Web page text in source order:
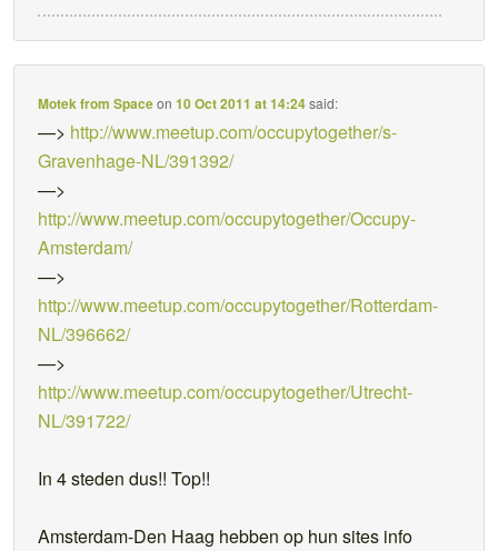
Motek from Spaceon10 Oct 2011 at 14:24said:
—> http://www.meetup.com/occupytogether/s-
Gravenhage-NL/391392/
—>
http://www.meetup.com/occupytogether/Occupy-
Amsterdam/
—>
http://www.meetup.com/occupytogether/Rotterdam-
NL/396662/
—>
http://www.meetup.com/occupytogether/Utrecht-
NL/391722/
In 4 steden dus!! Top!!
Amsterdam-Den Haag hebben op hun sites info